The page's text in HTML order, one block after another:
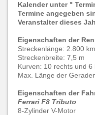
Kalender unter "
Termine angegeben
Veranstalter dieses
Eigenschaften der
Streckenlänge: 2.800 km
Streckenbreite: 7,5 m
Kurven: 10 rechts und 6
Max. Länge der
Eigenschaften der
Ferrari F8 Tributo
8-Zylinder V-Motor